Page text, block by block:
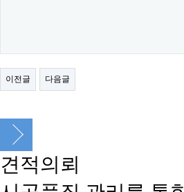
이전글 다음글
견적의뢰